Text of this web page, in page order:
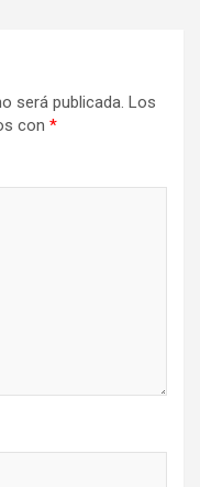
será publicada. Los
con *